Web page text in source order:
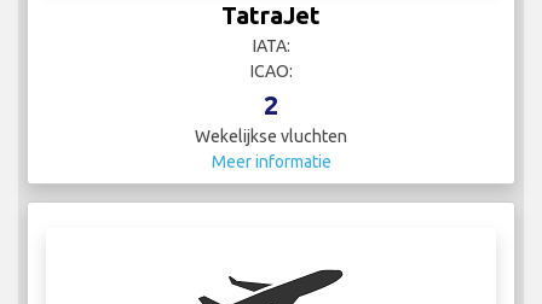
TatraJet
IATA:
ICAO:
2
Wekelijkse vluchten
Meer informatie